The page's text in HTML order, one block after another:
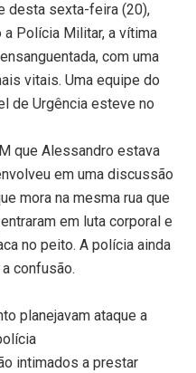
desta sexta-feira (20),
Polícia Militar, a vítima
com uma
vitais. Uma equipe do
de Urgência esteve no
que Alessandro estava
em uma discussão
mora na mesma rua que
em luta corporal e
no peito. A polícia ainda
confusão.
planejavam ataque a
intimados a prestar